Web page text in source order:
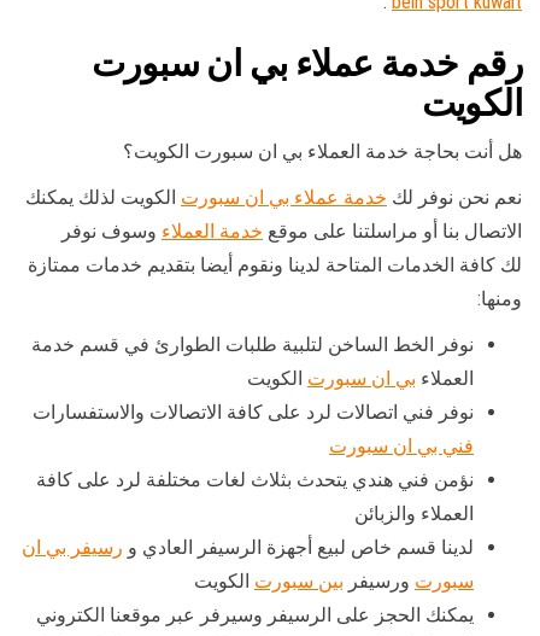
رقم خدمة عملاء بي ان سبورت
الكويت
هل أنت بحاجة خدمة العملاء بي ان سبورت الكويت؟
نعم نحن نوفر لك خدمة عملاء بي ان سبورت الكويت لذلك يمكنك
الاتصال بنا أو مراسلتنا على موقع خدمة العملاء وسوف نوفر
لك كافة الخدمات المتاحة لدينا ونقوم أيضا بتقديم خدمات ممتازة
ومنها:
نوفر الخط الساخن لتلبية طلبات الطوارئ في قسم خدمة
العملاء بي ان سبورت الكويت
نوفر فني اتصالات لرد على كافة الاتصالات والاستفسارات
فني بي ان سبورت
نؤمن فني هندي يتحدث بثلاث لغات مختلفة لرد على كافة
العملاء والزبائن
لدينا قسم خاص لبيع أجهزة الرسيفر العادي و رسيفر بي ان
سبورت ورسيفر بين سبورت الكويت
يمكنك الحجز على الرسيفر وسيرفر عبر موقعنا الكتروني